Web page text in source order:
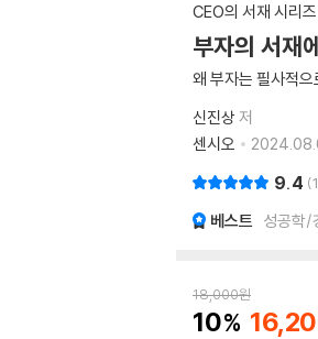
CEO의 서재 시리즈
부자의 서재
왜 부자는 필사적
신진상 저
센시오
9.4
베스트 성공학/
18,000원
10